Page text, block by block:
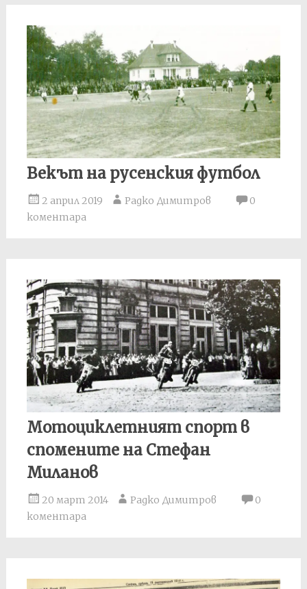
Векът на русенския футбол
2 април 2019 Радко Димитров
0
коментара
Мотоциклетният спорт в
спомените на Стефан
Миланов
20 март 2014 Радко Димитров
0
коментара